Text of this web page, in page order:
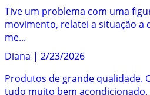
Tive um problema com uma
movimento, relatei a situação a
me...
Diana | 2/23/2026
Produtos de grande qualidade.
tudo muito bem acondicionado.